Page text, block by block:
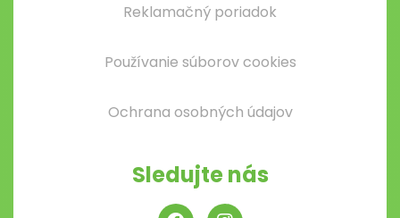
Reklamačný poriadok
Používanie súborov cookies
Ochrana osobných údajov
Sledujte nás